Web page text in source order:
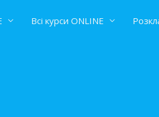
Всі курси ONLINE